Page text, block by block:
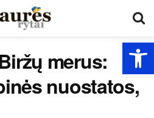
merus:
nuostatos,